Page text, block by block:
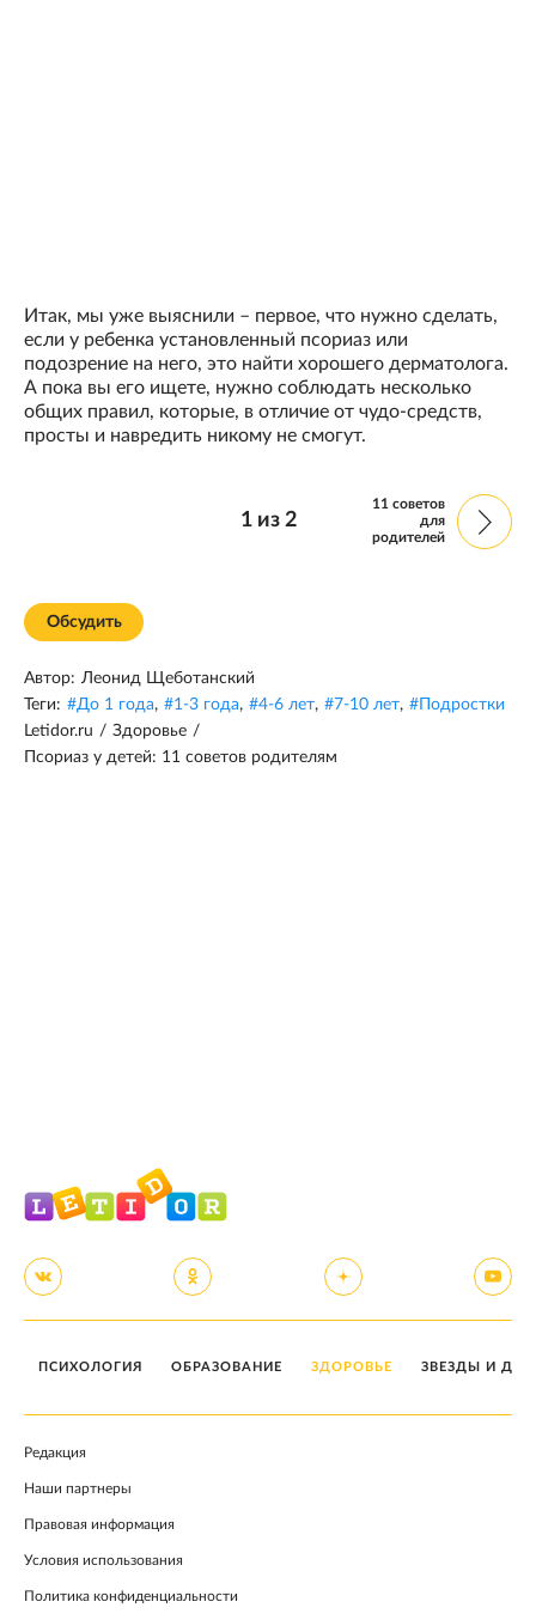
Итак, мы уже выяснили – первое, что нужно сделать,
если у ребенка установленный псориаз или
подозрение на него, это найти хорошего дерматолога.
А пока вы его ищете, нужно соблюдать несколько
общих правил, которые, в отличие от чудо-средств,
просты и навредить никому не смогут.
1из 2
11 советов
для
родителей
Обсудить
Автор: Леонид Щеботанский
Теги: #До 1 года, #1-3 года, #4-6 лет, #7-10 лет, # Подростки
Letidor.ru / Здоровье /
Псориаз у детей: 11 советов родителям
ПСИХОЛОГИЯ ОБРАЗОВАНИЕ ЗДОРОВЬЕ ЗВЕЗДЫ И
Редакция
Наши партнеры
Правовая информация
Условия использования
Политика конфиденциальности